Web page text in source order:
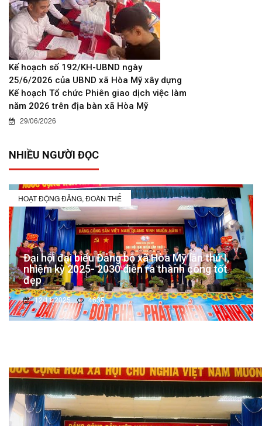
Kế hoạch số 192/KH-UBND ngày
25/6/2026 của UBND xã Hòa Mỹ xây dựng
Kế hoạch Tổ chức Phiên giao dịch việc làm
năm 2026 trên địa bàn xã Hòa Mỹ
29/06/2026
NHIỀU NGƯỜI ĐỌC
HOẠT ĐỘNG ĐẢNG, ĐOÀN THỂ
Đại hội đại biểu Đảng bộ xã Hòa Mỹ lần thứ I,
nhiệm kỳ 2025- 2030 diễn ra thành công tốt
đẹp
12/11/2025 4635